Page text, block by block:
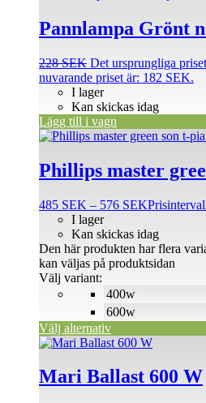
Pannlampa Grönt
228SEK Det ursprungliga
nuvarande priset är: 182 SEK.
I lager
Kan skickas idag
Lägg till i vagn
Phillips master
485 SEK – 576 SEK
400w
600w
I lager
Kan skickas idag
Välj variant:
Välj alternativ
Den här produkten har flera
kan väljas på produktsidan
Mari Ballast 600 W